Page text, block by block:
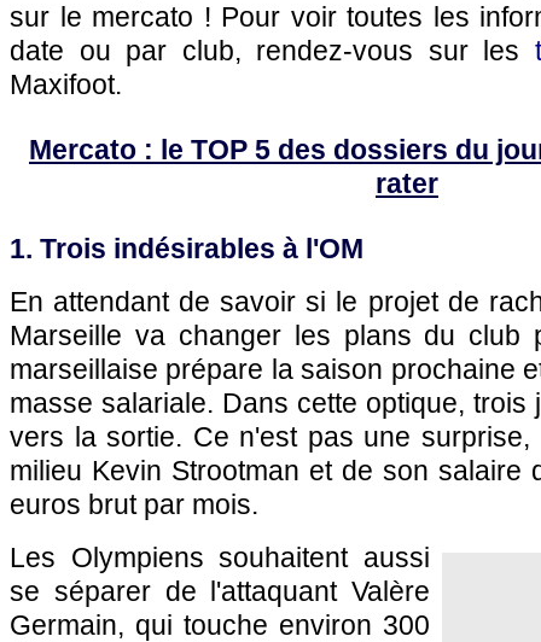
sur le mercato ! Pour voir toutes les
date ou par club, rendez-vous sur les
Maxifoot.
Mercato : le TOP 5 des dossiers du
rater
1. Trois indésirables à l'OM
En attendant de savoir si le projet de
Marseille va changer les plans du club
marseillaise prépare la saison prochaine
masse salariale. Dans cette optique, trois
vers la sortie. Ce n'est pas une
milieu Kevin Strootman et de son salaire
euros brut par mois.
Les Olympiens souhaitent aussi
se séparer de l'attaquant Valère
Germain, qui touche environ 300